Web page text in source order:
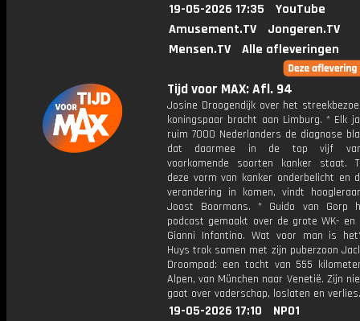
19-05-2026 17:35
YouTube
Amusement.TV
Jongeren.TV
Mensen.TV
Alle afleveringen
Tijd voor MAX: Afl. 94
Josine Droogendijk over het
koningspaar bracht aan Limburg. * Elk
ruim 7000 Nederlanders de diagnose
dat daarmee in de top vijf
voorkomende soorten kanker staat.
deze vorm van kanker onderbelicht en
verandering in komen, vindt
Joost Boormans. * Guido van Gorp
podcast gemaakt over de grote WK- en
Gianni Infantino. Wat voor man is
Huys trok samen met zijn puberzoon
Droompad: een tocht van 555
Alpen, van München naar Venetië. Zijn
gaat over vaderschap, loslaten en verlies.
19-05-2026 17:10
NPO1